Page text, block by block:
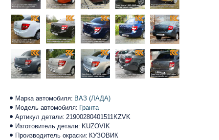
Марка автомобиля: ВАЗ (ЛАДА)
Модель автомобиля: Гранта
Артикул детали: 21900280401511KZVK
Изготовитель детали: KUZOVIK
Производитель окраски: КУЗОВИК